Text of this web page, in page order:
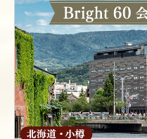
をお愉しみください。